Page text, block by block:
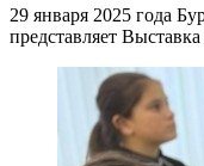
29 января 2025 года
представляет